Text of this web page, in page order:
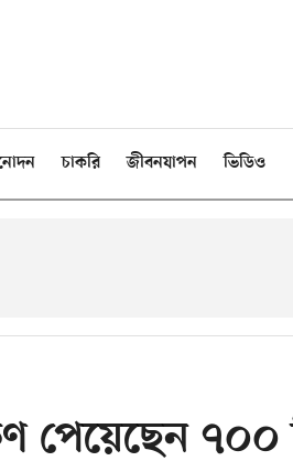
চাকরি জীবনযাপন ভিডিও
পেয়েছেন ৭০০